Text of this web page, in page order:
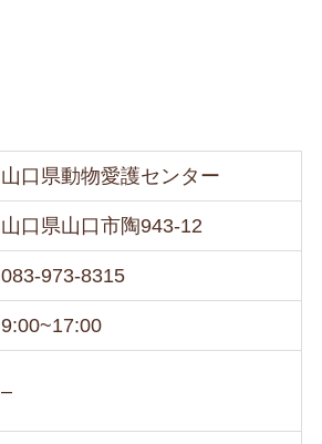
山口県動物愛護センター
山口県山口市陶943-12
083-973-8315
9:00~17:00
–